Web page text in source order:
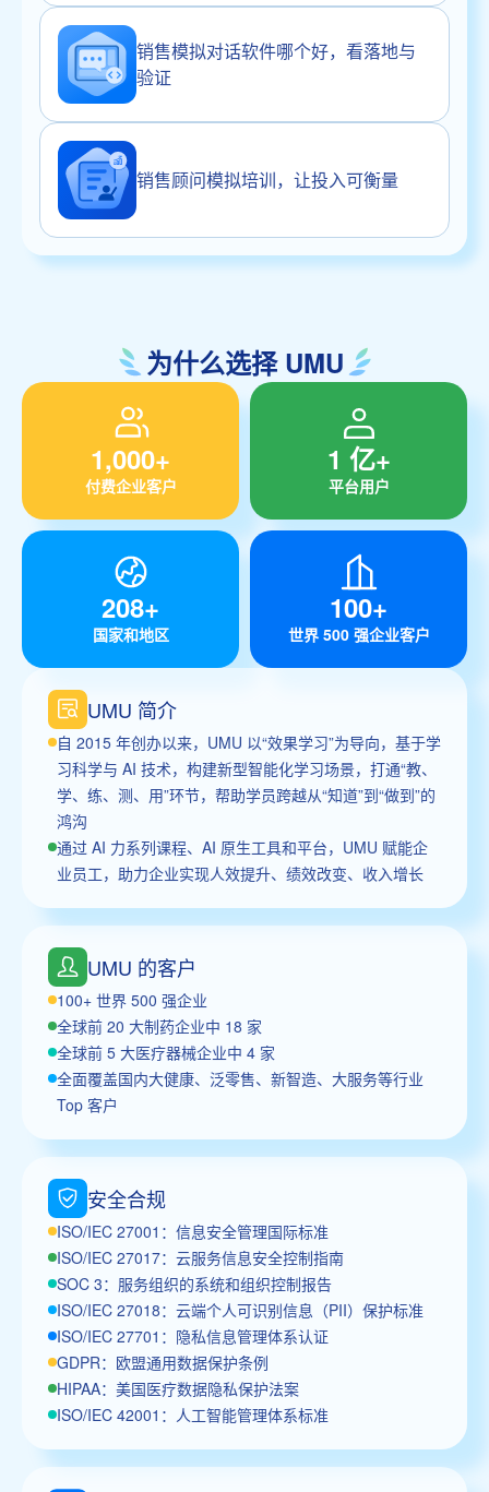
销售模拟对话软件哪个好，看落地与
验证
销售顾问模拟培训，让投入可衡量
为什么选择 UMU
1,000+
付费企业客户
1 亿+
平台用户
208+
国家和地区
100+
世界 500 强企业客户
UMU 简介
自 2015 年创办以来，UMU 以“效果学习”为导向，基于学
习科学与 AI 技术，构建新型智能化学习场景，打通“教、
学、练、测、用”环节，帮助学员跨越从“知道”到“做到”的
鸿沟
通过 AI 力系列课程、AI 原生工具和平台，UMU 赋能企
业员工，助力企业实现人效提升、绩效改变、收入增长
UMU 的客户
100+ 世界 500 强企业
全球前 20 大制药企业中 18 家
全球前 5 大医疗器械企业中 4 家
全面覆盖国内大健康、泛零售、新智造、大服务等行业
Top 客户
安全合规
ISO/IEC 27001：信息安全管理国际标准
ISO/IEC 27017：云服务信息安全控制指南
SOC 3：服务组织的系统和组织控制报告
ISO/IEC 27018：云端个人可识别信息（PII）保护标准
ISO/IEC 27701：隐私信息管理体系认证
GDPR：欧盟通用数据保护条例
HIPAA：美国医疗数据隐私保护法案
ISO/IEC 42001：人工智能管理体系标准